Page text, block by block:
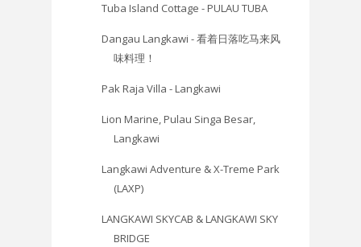
Tuba Island Cottage - PULAU TUBA
Dangau Langkawi - 看着日落吃马来风
味料理！
Pak Raja Villa - Langkawi
Lion Marine, Pulau Singa Besar,
Langkawi
Langkawi Adventure & X-Treme Park
(LAXP)
LANGKAWI SKYCAB & LANGKAWI SKY
BRIDGE